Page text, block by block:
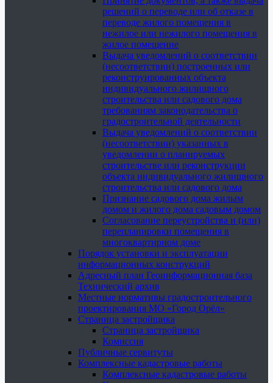
решений о переводе или об отказе в
переводе жилого помещения в
нежилое или нежилого помещения в
жилое помещение
Выдача уведомлений о соответствии
(несоответствии) построенных или
реконструированных объекта
индивидуального жилищного
строительства или садового дома
требованиям законодательства о
градостроительной деятельности
Выдача уведомлений о соответствии
(несоответствии) указанных в
уведомлении о планируемых
строительстве или реконструкции
объекта индивидуального жилищного
строительства или садового дома
Признание садового дома жилым
домом и жилого дома садовым домом
Согласование переустройства и (или)
перепланировки помещения в
многоквартирном доме
Порядок установки и эксплуатации
информационных конструкций
Адресный план Геоинформационная база
Технический архив
Местные нормативы градостроительного
проектирования МО «Город Орёл»
Страница застройщика
Страница застройщика
Комиссия
Публичные сервитуты
Комплексные кадастровые работы
Комплексные кадастровые работы